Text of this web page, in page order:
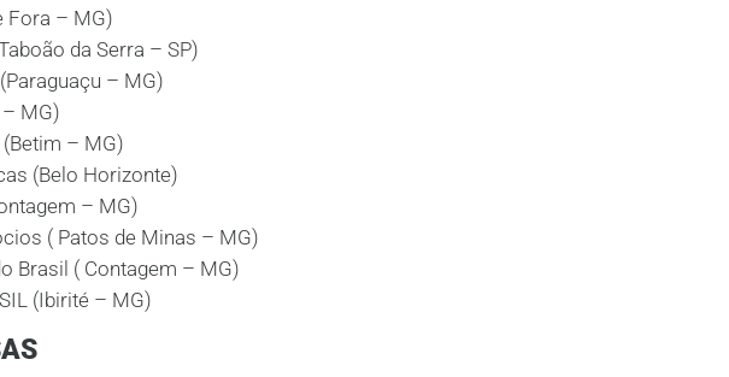
Fora – MG)
da Serra – SP)
– MG)
– MG)
(Betim – MG)
(Belo Horizonte)
– MG)
( Patos de Minas – MG)
Brasil ( Contagem – MG)
(Ibirité – MG)